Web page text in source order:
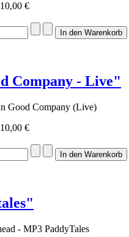
10,00 €
Company - Live"
Good Company (Live)
10,00 €
- MP3 PaddyTales